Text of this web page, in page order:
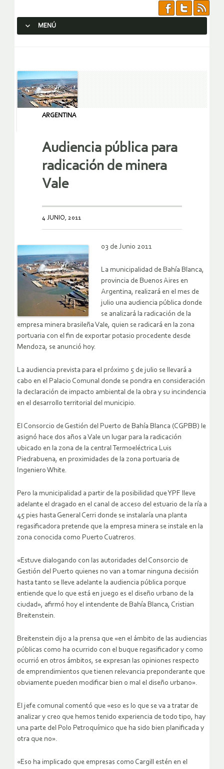
MENÚ
ARGENTINA
Audiencia pública para
radicación de minera
Vale
4 JUNIO, 2011
03 de Junio 2011
La municipalidad de Bahía Blanca,
provincia de Buenos Aires en
Argentina, realizará en el mes de
julio una audiencia pública donde
se analizará la radicación de la
empresa minera brasileña Vale, quien se radicará en la zona
portuaria con el fin de exportar potasio procedente desde
Mendoza, se anunció hoy.
La audiencia prevista para el próximo 5 de julio se llevará a
cabo en el Palacio Comunal donde se pondra en consideración
la declaración de impacto ambiental de la obra y su incindencia
en el desarrollo territorial del municipio.
El Consorcio de Gestión del Puerto de Bahía Blanca (CGPBB) le
asignó hace dos años a Vale un lugar para la radicación
ubicado en la zona de la central Termoeléctrica Luis
Piedrabuena, en proximidades de la zona portuaria de
Ingeniero White.
Pero la municipalidad a partir de la posibilidad que YPF lleve
adelante el dragado en el canal de acceso del estuario de la ría a
45 pies hasta General Cerri donde se instalaría una planta
regasificadora pretende que la empresa minera se instale en la
zona conocida como Puerto Cuatreros.
«Estuve dialogando con las autoridades del Consorcio de
Gestión del Puerto quienes no van a tomar ninguna decisión
hasta tanto se lleve adelante la audiencia pública porque
entiende que lo que está en juego es el diseño urbano de la
ciudad», afirmó hoy el intendente de Bahía Blanca, Cristian
Breitenstein.
Breitenstein dijo a la prensa que «en el ámbito de las audiencias
públicas como ha ocurrido con el buque regasificador y como
ocurrió en otros ámbitos, se expresan las opiniones respecto
de emprendimientos que tienen relevancia preponderante que
obviamente pueden modificar bien o mal el diseño urbano».
El jefe comunal comentó que «eso es lo que se va a tratar de
analizar y creo que hemos tenido experiencia de todo tipo, hay
una parte del Polo Petroquímico que ha sido bien planificada y
otra que no».
«Eso ha implicado que empresas como Cargill estén en el